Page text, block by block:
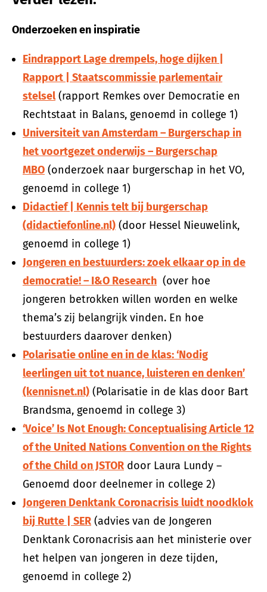
Onderzoeken en inspiratie
Eindrapport Lage drempels, hoge dijken |
Rapport | Staatscommissie parlementair
stelsel(rapport Remkes over Democratie en
Rechtstaat in Balans, genoemd in college 1)
Universiteit van Amsterdam – Burgerschap in
het voortgezet onderwijs – Burgerschap
MBO (onderzoek naar burgerschap in het VO,
genoemd in college 1)
Didactief | Kennis telt bij burgerschap
(didactiefonline.nl) (door Hessel Nieuwelink,
genoemd in college 1)
Jongeren en bestuurders: zoek elkaar op in de
democratie! – I&O Research (over hoe
jongeren betrokken willen worden en welke
thema’s zij belangrijk vinden. En hoe
bestuurders daarover denken)
Polarisatie online en in de klas: ‘Nodig
leerlingen uit tot nuance, luisteren en denken’
(kennisnet.nl) (Polarisatie in de klas door Bart
Brandsma, genoemd in college 3)
‘Voice’ Is Not Enough: Conceptualising Article 12
of the United Nations Convention on the Rights
of the Child on JSTOR door Laura Lundy –
Genoemd door deelnemer in college 2)
Jongeren Denktank Coronacrisis luidt noodklok
bij Rutte | SER (advies van de Jongeren
Denktank Coronacrisis aan het ministerie over
het helpen van jongeren in deze tijden,
genoemd in college 2)